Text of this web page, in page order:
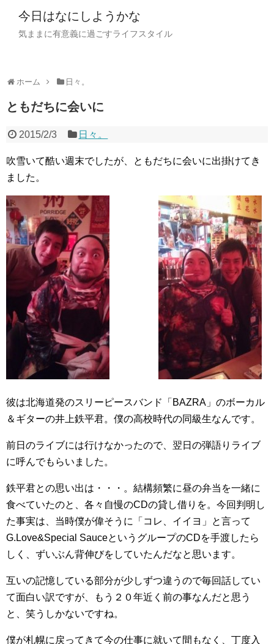
今日はなにしようかな
気ままに有意義に過ごすライフスタイル
ホーム 日々。
ともだちに会いに
2015/2/3 日々。
吹雪いて酷い週末でしたが、ともだちに会いに出掛けてき
ました。
彼は北海道発のスリーピースバンド「BAZRA」のボーカル
＆ギターの井上鉄平君。僕の高校時代の同級生なんです。
前日のライブには行けなかったので、翌日の弾語りライブ
に呼んでもらいました。
鉄平君との思い出は・・・。結構頻繁に昼の弁当を一緒に
食べていたのと、各々自慢のCDの貸し借りを。今回判明し
た事実は、当時僕が偉そうに「コレ、イイヨ」と言って
G.Love&Special SauceというグループのCDを手渡したら
しく、ずいぶん背伸びをしていたんだなと思います。
互いの記憶している部分が少しずつ違うので毎回話してい
て面白い訳ですが、もう２０年近く前の事なんだと思う
と、笑うしかないですね。
僕が札幌に戻ってきて今の仕事に就いて間もなく、丁度入